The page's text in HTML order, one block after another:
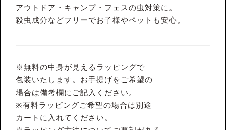
アウトドア・キャンプ・フェスの虫対策に。
殺虫成分などフリーでお子様やペットも安心。
※無料の中身が見えるラッピングで
包装いたします。お手提げをご希望の
場合は備考欄にご記入ください。
※有料ラッピングご希望の場合は別途
カートに入れてください。